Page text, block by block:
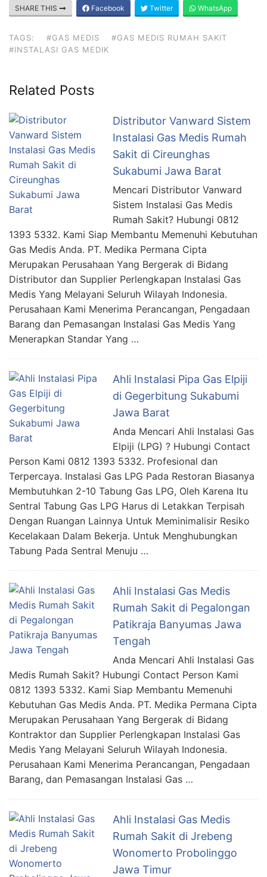
SHARE THIS Facebook Twitter WhatsApp
TAGS: #GAS MEDIS
#GAS MEDIS RUMAH SAKIT
#INSTALASI GAS MEDIK
Related Posts
Distributor Vanward Sistem
Instalasi Gas Medis Rumah
Sakit di Cireunghas
Sukabumi Jawa Barat
Mencari Distributor Vanward
Sistem Instalasi Gas Medis
Rumah Sakit? Hubungi 0812
1393 5332. Kami Siap Membantu Memenuhi Kebutuhan
Gas Medis Anda. PT. Medika Permana Cipta
Merupakan Perusahaan Yang Bergerak di Bidang
Distributor dan Supplier Perlengkapan Instalasi Gas
Medis Yang Melayani Seluruh Wilayah Indonesia.
Perusahaan Kami Menerima Perancangan, Pengadaan
Barang dan Pemasangan Instalasi Gas Medis Yang
Menerapkan Standar Yang …
Ahli Instalasi Pipa Gas Elpiji
di Gegerbitung Sukabumi
Jawa Barat
Anda Mencari Ahli Instalasi Gas
Elpiji (LPG) ? Hubungi Contact
Person Kami 0812 1393 5332. Profesional dan
Terpercaya. Instalasi Gas LPG Pada Restoran Biasanya
Membutuhkan 2-10 Tabung Gas LPG, Oleh Karena Itu
Sentral Tabung Gas LPG Harus di Letakkan Terpisah
Dengan Ruangan Lainnya Untuk Meminimalisir Resiko
Kecelakaan Dalam Bekerja. Untuk Menghubungkan
Tabung Pada Sentral Menuju …
Ahli Instalasi Gas Medis
Rumah Sakit di Pegalongan
Patikraja Banyumas Jawa
Tengah
Anda Mencari Ahli Instalasi Gas
Medis Rumah Sakit? Hubungi Contact Person Kami
0812 1393 5332. Kami Siap Membantu Memenuhi
Kebutuhan Gas Medis Anda. PT. Medika Permana Cipta
Merupakan Perusahaan Yang Bergerak di Bidang
Kontraktor dan Supplier Perlengkapan Instalasi Gas
Medis Yang Melayani Seluruh Wilayah Indonesia.
Perusahaan Kami Menerima Perancangan, Pengadaan
Barang, dan Pemasangan Instalasi Gas …
Ahli Instalasi Gas Medis
Rumah Sakit di Jrebeng
Wonomerto Probolinggo
Jawa Timur